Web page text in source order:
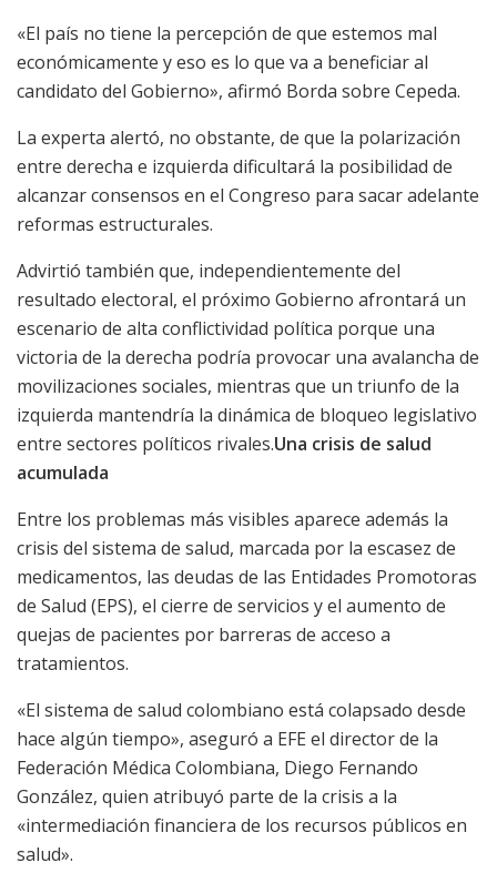
«El país no tiene la percepción de que estemos mal
económicamente y eso es lo que va a beneficiar al
candidato del Gobierno», afirmó Borda sobre Cepeda.
La experta alertó, no obstante, de que la polarización
entre derecha e izquierda dificultará la posibilidad de
alcanzar consensos en el Congreso para sacar adelante
reformas estructurales.
Advirtió también que, independientemente del
resultado electoral, el próximo Gobierno afrontará un
escenario de alta conflictividad política porque una
victoria de la derecha podría provocar una avalancha de
movilizaciones sociales, mientras que un triunfo de la
izquierda mantendría la dinámica de bloqueo legislativo
entre sectores políticos rivales.Una crisis de salud
acumulada
Entre los problemas más visibles aparece además la
crisis del sistema de salud, marcada por la escasez de
medicamentos, las deudas de las Entidades Promotoras
de Salud (EPS), el cierre de servicios y el aumento de
quejas de pacientes por barreras de acceso a
tratamientos.
«El sistema de salud colombiano está colapsado desde
hace algún tiempo», aseguró a EFE el director de la
Federación Médica Colombiana, Diego Fernando
González, quien atribuyó parte de la crisis a la
«intermediación financiera de los recursos públicos en
salud».